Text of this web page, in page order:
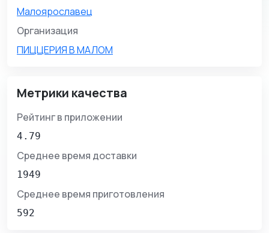
Малоярославец
Организация
ПИЦЦЕРИЯ В МАЛОМ
Метрики качества
Рейтинг в приложении
4.79
Среднее время доставки
1949
Среднее время приготовления
592